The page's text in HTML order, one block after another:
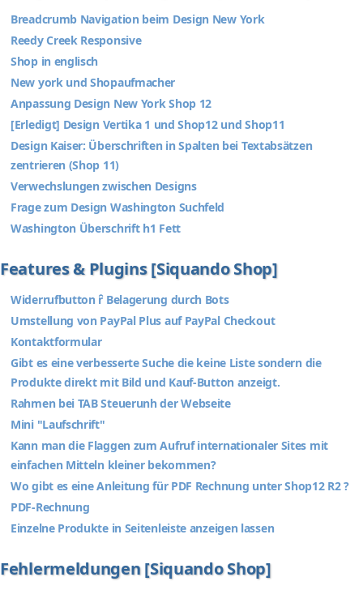
Breadcrumb Navigation beim Design New York
Reedy Creek Responsive
Shop in englisch
New york und Shopaufmacher
Anpassung Design New York Shop 12
[Erledigt] Design Vertika 1 und Shop12 und Shop11
Design Kaiser: Überschriften in Spalten bei Textabsätzen
zentrieren (Shop 11)
Verwechslungen zwischen Designs
Frage zum Design Washington Suchfeld
Washington Überschrift h1 Fett
Features & Plugins [Siquando Shop]
Widerrufbutton ȓ Belagerung durch Bots
Umstellung von PayPal Plus auf PayPal Checkout
Kontaktformular
Gibt es eine verbesserte Suche die keine Liste sondern die
Produkte direkt mit Bild und Kauf-Button anzeigt.
Rahmen bei TAB Steuerunh der Webseite
Mini "Laufschrift"
Kann man die Flaggen zum Aufruf internationaler Sites mit
einfachen Mitteln kleiner bekommen?
Wo gibt es eine Anleitung für PDF Rechnung unter Shop12 R2 ?
PDF-Rechnung
Einzelne Produkte in Seitenleiste anzeigen lassen
Fehlermeldungen [Siquando Shop]